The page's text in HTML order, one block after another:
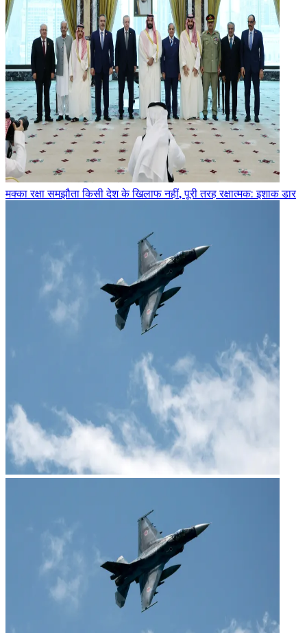
मक्का रक्षा समझौता किसी देश के खिलाफ नहीं, पूरी तरह रक्षात्मक: इशाक डार